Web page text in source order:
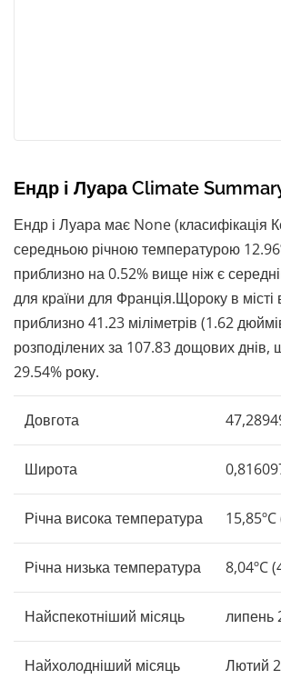
Ендр і Луара Climate
Ендр і Луара має None (класифікація
середньою річною температурою
приблизно на 0.52% вище ніж є
для країни для Франція.Щороку в місті
приблизно 41.23 міліметрів (1.62
розподілених за 107.83 дощових днів,
29.54% року.
Довгота
Широта
Річна висока температура 15,85ºC
Річна низька температура 8,04ºC
Найспекотніший місяць липень
Найхолодніший місяць Лютий